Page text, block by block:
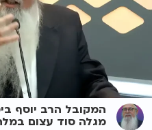
המקובל הרב יוסף
מגלה סוד עצום